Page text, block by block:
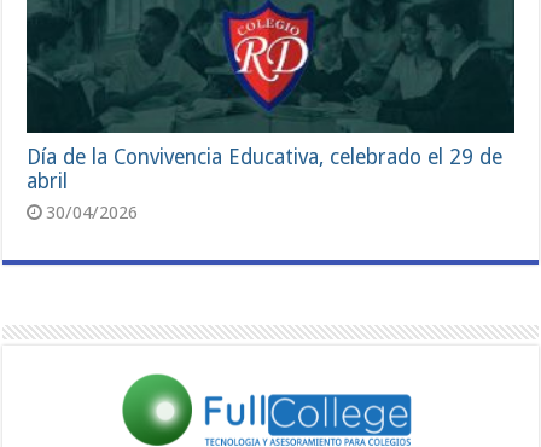
Día de la Convivencia Educativa, celebrado el 29 de
abril
30/04/2026